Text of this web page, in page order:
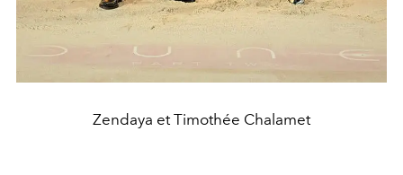
Zendaya et Timothée Chalamet